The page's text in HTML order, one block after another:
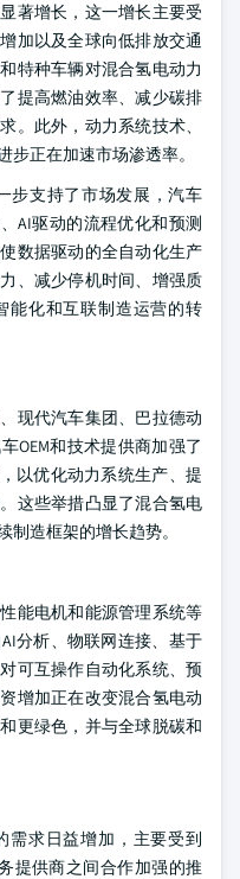
著增长，这一增长主要受
加以及全球向低排放交通
特种车辆对混合氢电动力
提高燃油效率、减少碳排
。此外，动力系统技术、
正在加速市场渗透率。
步支持了市场发展，汽车
AI驱动的流程优化和预测
数据驱动的全自动化生产
、减少停机时间、增强质
能化和互联制造运营的转
现代汽车集团、巴拉德动
OEM和技术提供商加强了
以优化动力系统生产、提
这些举措凸显了混合氢电
造框架的增长趋势。
能电机和能源管理系统等
分析、物联网连接、基于
可互操作自动化系统、预
增加正在改变混合氢电动
更绿色，并与全球脱碳和
需求日益增加，主要受到
提供商之间合作加强的推